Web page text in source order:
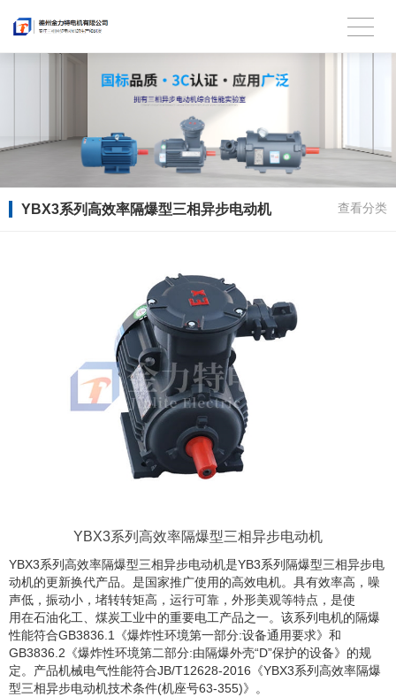
YBX3系列高效率隔爆型三相异步电动机 查看分类
YBX3系列高效率隔爆型三相异步电动机
YBX3系列高效率隔爆型三相异步电动机是YB3系列隔爆型三相异步电
动机的更新换代产品。是国家推广使用的高效电机。具有效率高，噪
声低，振动小，堵转转矩高，运行可靠，外形美观等特点，是使
用在石油化工、煤炭工业中的重要电工产品之一。该系列电机的隔爆
性能符合GB3836.1《爆炸性环境第一部分:设备通用要求》和
GB3836.2《爆炸性环境第二部分:由隔爆外壳“D”保护的设备》的规
定。产品机械电气性能符合JB/T12628-2016《YBX3系列高效率隔爆
型三相异步电动机技术条件(机座号63-355)》。